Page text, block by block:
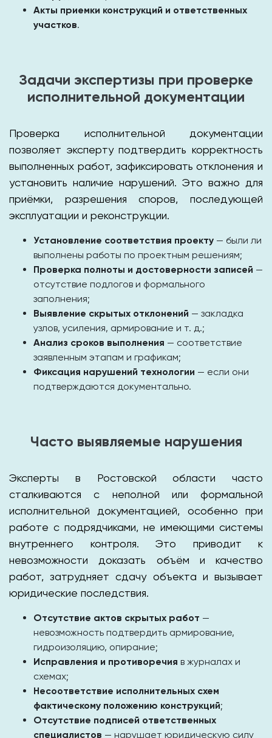
Акты приемки конструкций и ответственных
участков.
Задачи экспертизы при проверке
исполнительной документации
Проверка исполнительной документации
позволяет эксперту подтвердить корректность
выполненных работ, зафиксировать отклонения и
установить наличие нарушений. Это важно для
приёмки, разрешения споров, последующей
эксплуатации и реконструкции.
Установление соответствия проекту — были ли
выполнены работы по проектным решениям;
Проверка полноты и достоверности записей —
отсутствие подлогов и формального
заполнения;
Выявление скрытых отклонений — закладка
узлов, усиления, армирование и т. д.;
Анализ сроков выполнения — соответствие
заявленным этапам и графикам;
Фиксация нарушений технологии — если они
подтверждаются документально.
Часто выявляемые нарушения
Эксперты в Ростовской области часто
сталкиваются с неполной или формальной
исполнительной документацией, особенно при
работе с подрядчиками, не имеющими системы
внутреннего контроля. Это приводит к
невозможности доказать объём и качество
работ, затрудняет сдачу объекта и вызывает
юридические последствия.
Отсутствие актов скрытых работ —
невозможность подтвердить армирование,
гидроизоляцию, опирание;
Исправления и противоречия в журналах и
схемах;
Несоответствие исполнительных схем
фактическому положению конструкций;
Отсутствие подписей ответственных
специалистов — нарушает юридическую силу